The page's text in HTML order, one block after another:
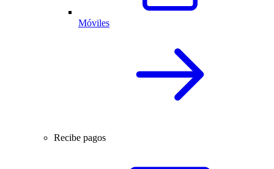
Móviles
Recibe pagos